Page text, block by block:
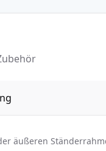
äußeren